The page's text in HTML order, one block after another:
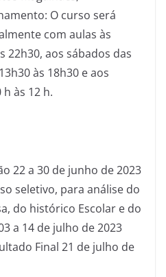
O curso será
com aulas às
22h30, aos sábados das
às 18h30 e aos
às 12 h.
22 a 30 de junho de 2023
seletivo, para análise do
do histórico Escolar e do
a 14 de julho de 2023
Final 21 de julho de